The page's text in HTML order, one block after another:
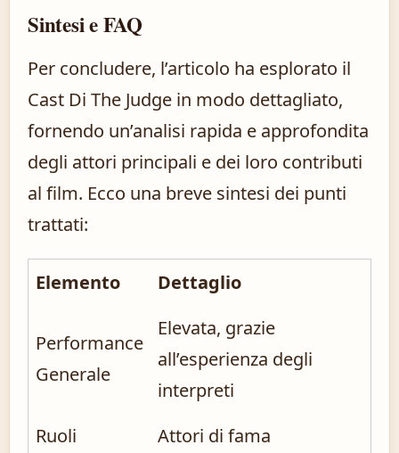
Sintesi e FAQ
Per concludere, l’articolo ha esplorato il
Cast Di The Judge in modo dettagliato,
fornendo un’analisi rapida e approfondita
degli attori principali e dei loro contributi
al film. Ecco una breve sintesi dei punti
trattati:
Elemento Dettaglio
Performance
Generale
Elevata, grazie
all’esperienza degli
interpreti
Ruoli
Attori di fama